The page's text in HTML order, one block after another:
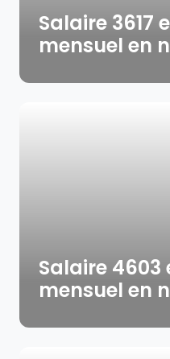
Salaire 3617
mensuel en
Salaire 4603
mensuel en